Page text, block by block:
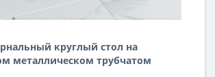
круглый стол на
металлическом трубчатом